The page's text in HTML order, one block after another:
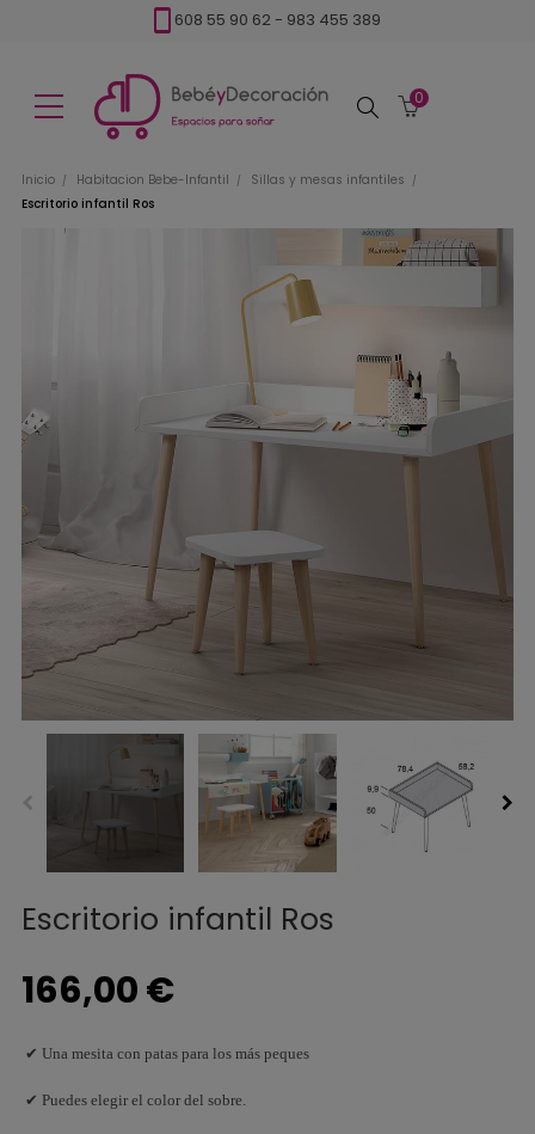
608 55 90 62 - 983 455 389
Buscar
0
Inicio Habitacion Bebe-Infantil
Sillas y mesas infantiles
Escritorio infantil Ros
Escritorio infantil Ros
166,00 €
✔ Una mesita con patas para los más peques
✔ Puedes elegir el color del sobre.